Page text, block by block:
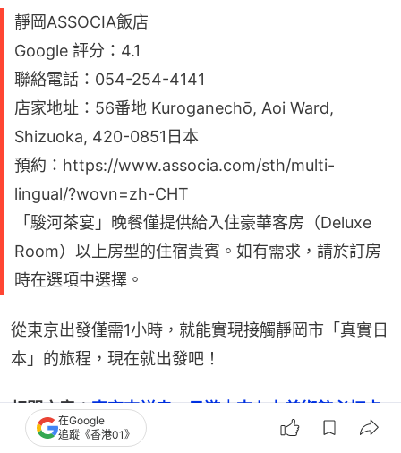
靜岡ASSOCIA飯店
Google 評分：4.1
聯絡電話：054-254-4141
店家地址：56番地 Kuroganechō, Aoi Ward,
Shizuoka, 420-0851日本
預約：https://www.associa.com/sth/multi-
lingual/?wovn=zh-CHT
「駿河茶宴」晚餐僅提供給入住豪華客房（Deluxe
Room）以上房型的住宿貴賓。如有需求，請於訂房
時在選項中選擇。
從東京出發僅需1小時，就能實現接觸靜岡市「真實日
本」的旅程，現在就出發吧！
相關文章：東京吉祥寺一日遊｜吉卜力美術館必打卡
景點　Petit村似童話世界
在Google
追蹤《香港01》